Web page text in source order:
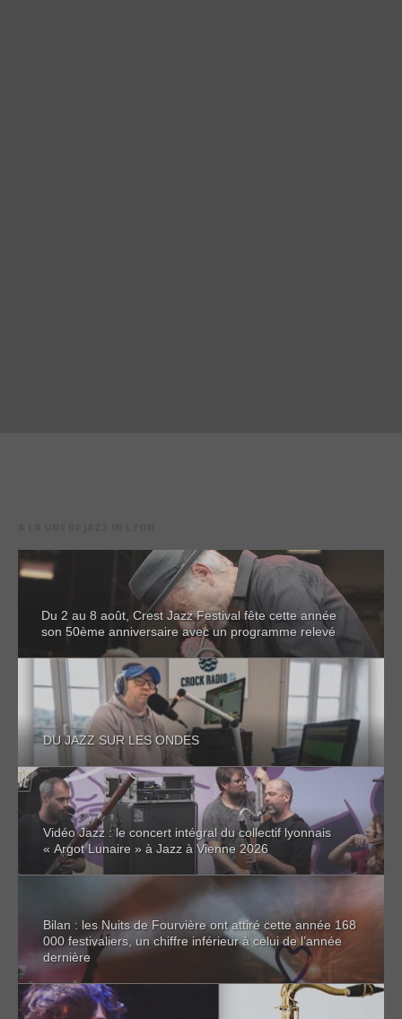
Du 2 au 8 août, Crest Jazz Festival fête cette année
son 50ème anniversaire avec un programme relevé
DU JAZZ SUR LES ONDES
Vidéo Jazz : le concert intégral du collectif lyonnais
« Argot Lunaire » à Jazz à Vienne 2026
Bilan : les Nuits de Fourvière ont attiré cette année 168
000 festivaliers, un chiffre inférieur à celui de l’année
dernière